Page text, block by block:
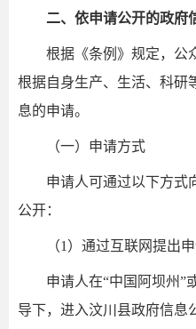
二、依申请公开的政府
根据《条例》规定，公
根据自身生产、生活、科研
息的申请。
（一）申请方式
申请人可通过以下方式
公开：
（1）通过互联网提出
申请人在“中国阿坝州”
导下，进入汶川县政府信息